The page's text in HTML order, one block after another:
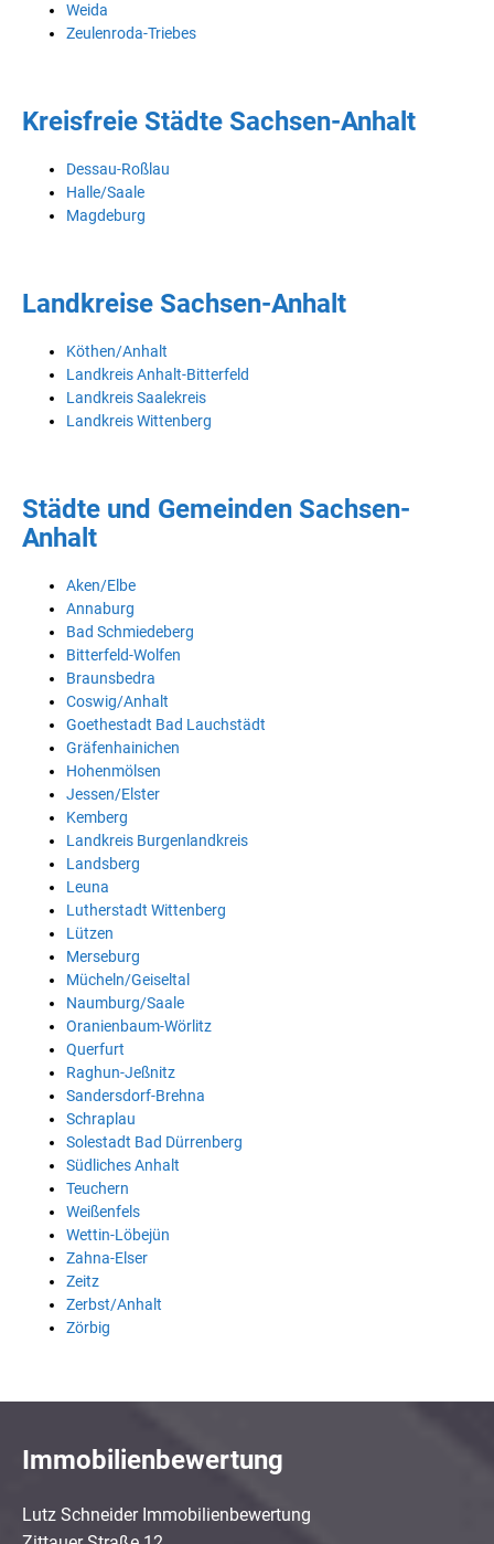
Weida
Zeulenroda-Triebes
Kreisfreie Städte Sachsen-Anhalt
Dessau-Roßlau
Halle/Saale
Magdeburg
Landkreise Sachsen-Anhalt
Köthen/Anhalt
Landkreis Anhalt-Bitterfeld
Landkreis Saalekreis
Landkreis Wittenberg
Städte und Gemeinden Sachsen-
Anhalt
Aken/Elbe
Annaburg
Bad Schmiedeberg
Bitterfeld-Wolfen
Braunsbedra
Coswig/Anhalt
Goethestadt Bad Lauchstädt
Gräfenhainichen
Hohenmölsen
Jessen/Elster
Kemberg
Landkreis Burgenlandkreis
Landsberg
Leuna
Lutherstadt Wittenberg
Lützen
Merseburg
Mücheln/Geiseltal
Naumburg/Saale
Oranienbaum-Wörlitz
Querfurt
Raghun-Jeßnitz
Sandersdorf-Brehna
Schraplau
Solestadt Bad Dürrenberg
Südliches Anhalt
Teuchern
Weißenfels
Wettin-Löbejün
Zahna-Elser
Zeitz
Zerbst/Anhalt
Zörbig
Immobilienbewertung
Lutz Schneider Immobilienbewertung